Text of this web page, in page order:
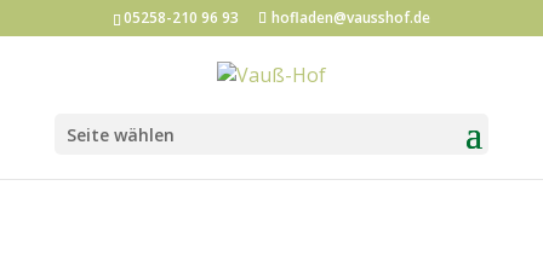
05258-210 96 93 hofladen@vausshof.de
Seite wählen